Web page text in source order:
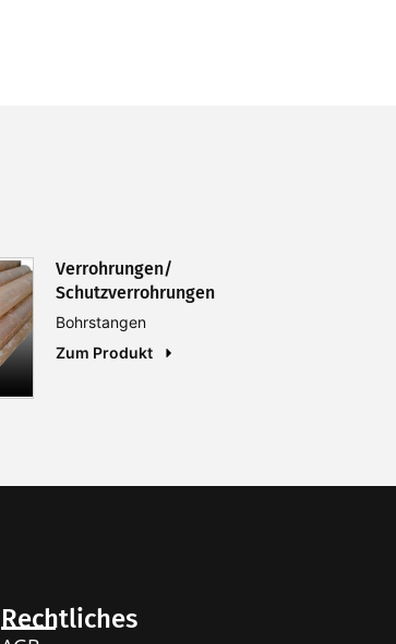
Verrohrungen/
Schutzverrohrungen
Bohrstangen
Zum Produkt
Rechtliches